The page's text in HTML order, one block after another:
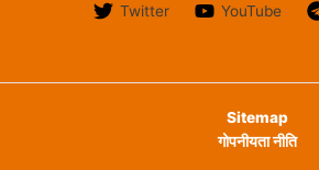
Twitter YouTube
Sitemap
गोपनीयता नीति